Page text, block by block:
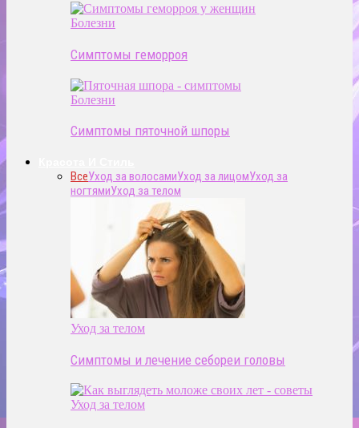
Болезни
Симптомы геморроя
Болезни
Симптомы пяточной шпоры
ВсеУход за волосамиУход за лицомУход за
ногтямиУход за телом
Уход за телом
Симптомы и лечение себореи головы
Уход за телом